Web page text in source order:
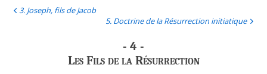
3. Joseph, fils de Jacob
5. Doctrine de la Résurrection initiatique
- 4 -
Les Fils de la Résurrection